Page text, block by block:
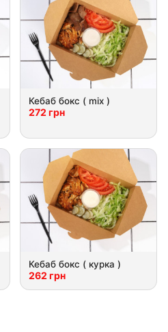
Кебаб бокс ( mix )
272 грн
Кебаб бокс ( курка )
262 грн